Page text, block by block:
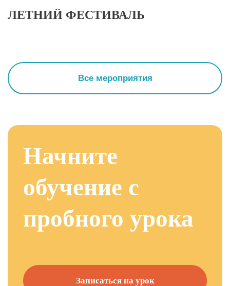
ЛЕТНИЙ ФЕСТИВАЛЬ
Все мероприятия
Начните
обучение с
пробного урока
Записаться на урок